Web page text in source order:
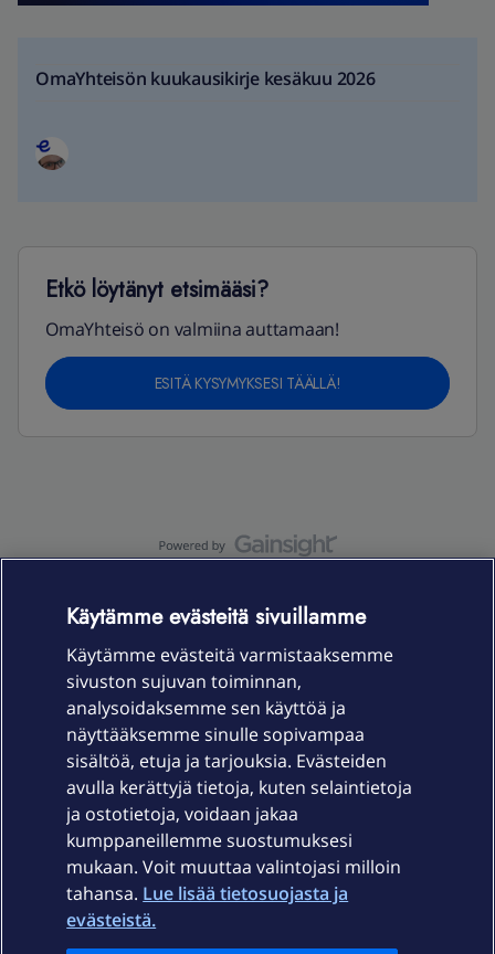
OmaYhteisön kuukausikirje kesäkuu 2026
Etkö löytänyt etsimääsi?
OmaYhteisö on valmiina auttamaan!
ESITÄ KYSYMYKSESI TÄÄLLÄ!
Laitteet & liittymät
Palvelut
Ajankohtaista
Käytämme evästeitä sivuillamme
Käytämme evästeitä varmistaaksemme
sivuston sujuvan toiminnan,
analysoidaksemme sen käyttöä ja
näyttääksemme sinulle sopivampaa
sisältöä, etuja ja tarjouksia. Evästeiden
avulla kerättyjä tietoja, kuten selaintietoja
ja ostotietoja, voidaan jakaa
kumppaneillemme suostumuksesi
mukaan. Voit muuttaa valintojasi milloin
tahansa. Lue lisää tietosuojasta ja
evästeistä.